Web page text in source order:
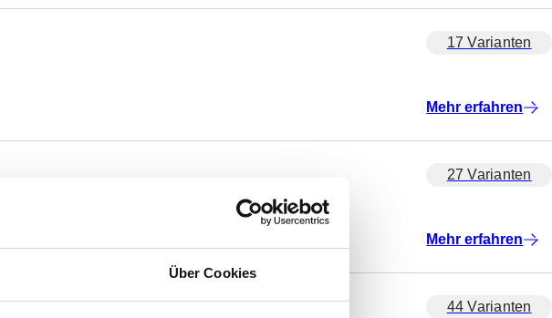
Über Cookies
17 Varianten
Mehr erfahren
27 Varianten
Mehr erfahren
44 Varianten